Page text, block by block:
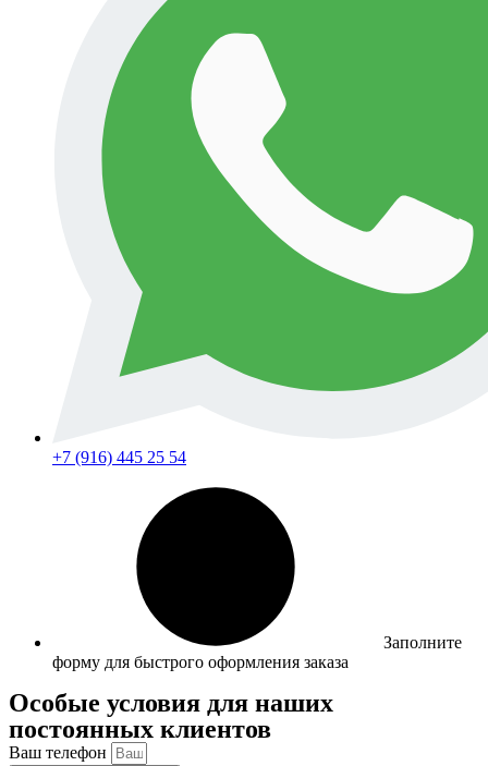
+7 (916) 445 25 54
Заполните
форму для быстрого оформления заказа
Особые условия для наших
постоянных клиентов
Ваш телефон